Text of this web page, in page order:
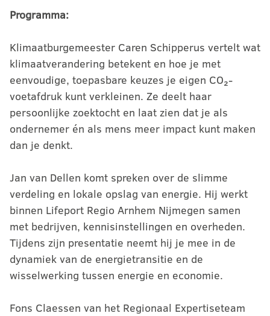
Programma:
Klimaatburgemeester Caren Schipperus vertelt wat
klimaatverandering betekent en hoe je met
eenvoudige, toepasbare keuzes je eigen CO₂-
voetafdruk kunt verkleinen. Ze deelt haar
persoonlijke zoektocht en laat zien dat je als
ondernemer én als mens meer impact kunt maken
dan je denkt.
Jan van Dellen komt spreken over de slimme
verdeling en lokale opslag van energie. Hij werkt
binnen Lifeport Regio Arnhem Nijmegen samen
met bedrijven, kennisinstellingen en overheden.
Tijdens zijn presentatie neemt hij je mee in de
dynamiek van de energietransitie en de
wisselwerking tussen energie en economie.
Fons Claessen van het Regionaal Expertiseteam